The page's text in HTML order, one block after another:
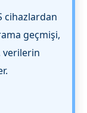
cihazlardan
geçmişi,
verilerin